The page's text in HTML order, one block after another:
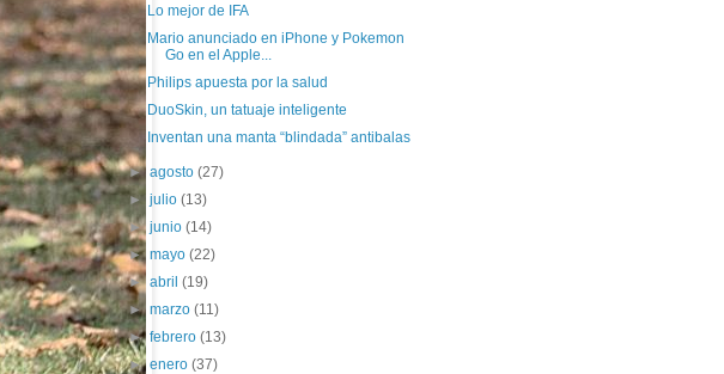
Lo mejor de IFA
Mario anunciado en iPhone y Pokemon
Go en el Apple...
Philips apuesta por la salud
DuoSkin, un tatuaje inteligente
Inventan una manta “blindada” antibalas
►agosto(27)
►julio(13)
►junio(14)
►mayo(22)
►abril(19)
►marzo(11)
►febrero(13)
►enero(37)